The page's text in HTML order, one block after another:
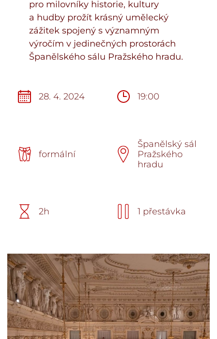
pro milovníky historie, kultury
a hudby prožít krásný umělecký
zážitek spojený s významným
výročím v jedinečných prostorách
Španělského sálu Pražského hradu.
28. 4. 2024 19:00
formální
Španělský sál
Pražského
hradu
2h 1 přestávka